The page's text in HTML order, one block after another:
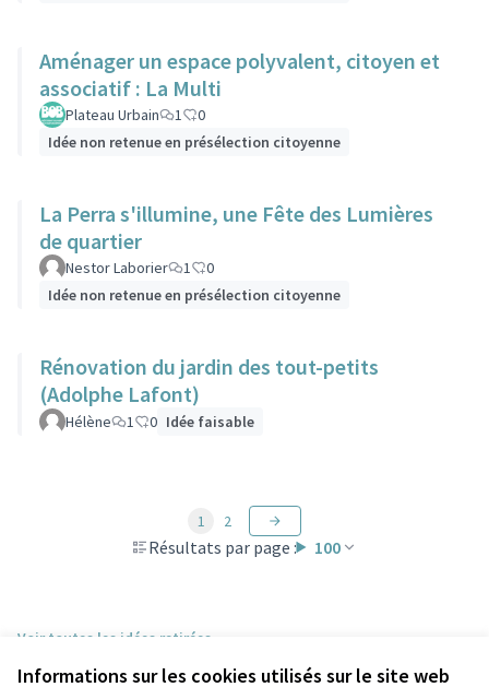
Informations sur les cookies utilisés sur le site web
Aménager un espace polyvalent, citoyen et
associatif : La Multi
Plateau Urbain 1
0
Idée non retenue en présélection citoyenne
La Perra s'illumine, une Fête des Lumières
de quartier
Nestor Laborier 1
0
Idée non retenue en présélection citoyenne
Rénovation du jardin des tout-petits
(Adolphe Lafont)
Hélène 1 0 Idée faisable
Résultats par page : 100
1 2
Voir toutes les idées retirées